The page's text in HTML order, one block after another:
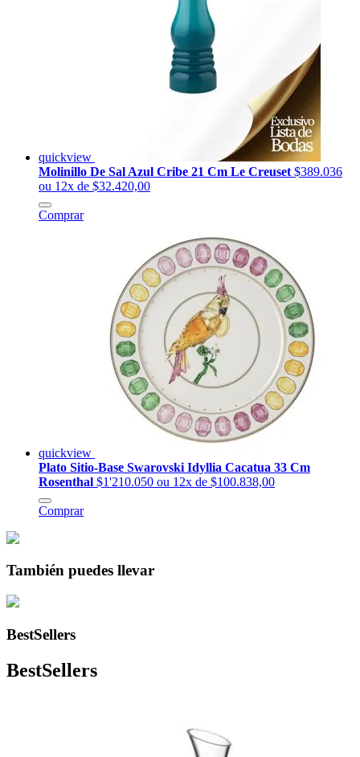
quickview
Molinillo De Sal Azul Cribe 21 Cm Le Creuset $389.036
ou 12x de $32.420,00
Comprar
quickview
Plato Sitio-Base Swarovski Idyllia Cacatua 33 Cm
Rosenthal $1'210.050 ou 12x de $100.838,00
Comprar
También puedes llevar
BestSellers
BestSellers